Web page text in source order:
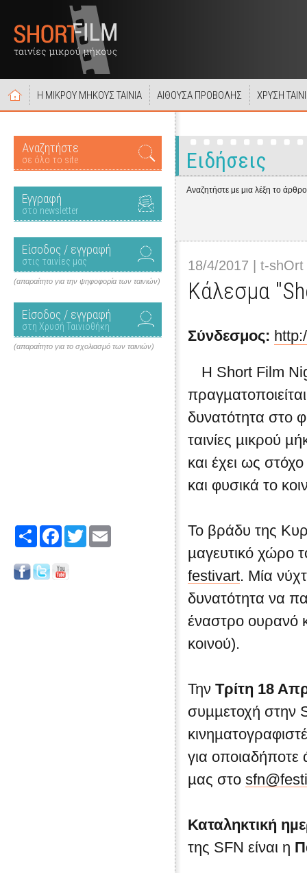
Η ΜΙΚΡΟΥ ΜΗΚΟΥΣ ΤΑΙΝΙΑ ΑΙΘΟΥΣΑ ΠΡΟΒΟΛΗΣ ΧΡΥΣΗ
Αναζητήστε
σε όλο το site
Εγγραφή
στο newsletter
Είσοδος / εγγραφή
στις ταινίες μας
(απαραίτητο για την ψηφοφορία των ταινιών)
Είσοδος / εγγραφή
στη Χρυσή Ταινιοθήκη
(απαραίτητο για το σχολιασμό των ταινιών)
Share FacebookTwitter
Ειδήσεις
Αναζητήστε με μια λέξη το
18/4/2017 | t-shOrt
Κάλεσμα
Σύνδεσμος:
Η Short Film
δυνατότητα στο
ταινίες µικρού
και έχει ως
και φυσικά το
Το βράδυ της
µαγευτικό χώρο
festivart. Μία
δυνατότητα να
έναστρο ουρανό
κοινού).
Την Τρίτη 18
συµµετοχή στην
για οποιαδήποτε
µας στο
Καταληκτική
της SFN είναι η